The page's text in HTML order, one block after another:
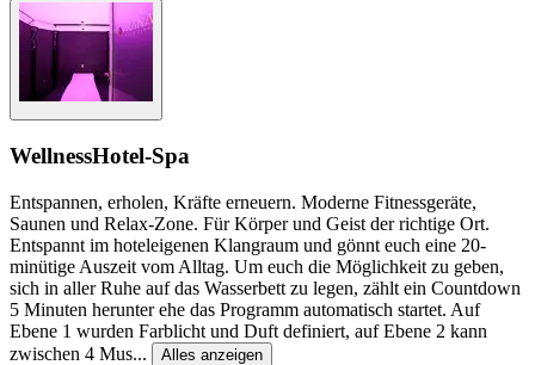
WellnessHotel-Spa
Entspannen, erholen, Kräfte erneuern. Moderne Fitnessgeräte,
Saunen und Relax-Zone. Für Körper und Geist der richtige Ort.
Entspannt im hoteleigenen Klangraum und gönnt euch eine 20-
minütige Auszeit vom Alltag. Um euch die Möglichkeit zu geben,
sich in aller Ruhe auf das Wasserbett zu legen, zählt ein Countdown
5 Minuten herunter ehe das Programm automatisch startet. Auf
Ebene 1 wurden Farblicht und Duft definiert, auf Ebene 2 kann
zwischen 4 Mus... Alles anzeigen